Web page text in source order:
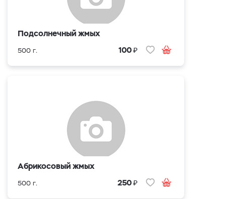
Подсолнечный жмых
500 г. 100₽
Абрикосовый жмых
500 г. 250₽